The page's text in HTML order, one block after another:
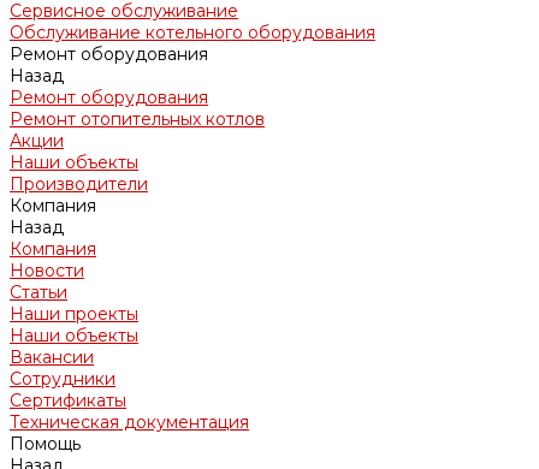
Сервисное обслуживание
Обслуживание котельного оборудования
Ремонт оборудования
Назад
Ремонт оборудования
Ремонт отопительных котлов
Акции
Наши объекты
Производители
Компания
Назад
Компания
Новости
Статьи
Наши проекты
Наши объекты
Вакансии
Сотрудники
Сертификаты
Техническая документация
Помощь